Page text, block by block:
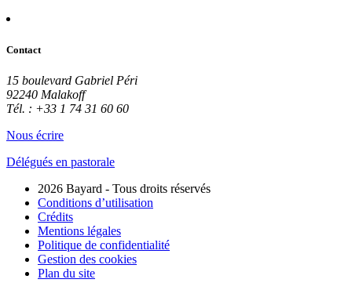
Contact
15 boulevard Gabriel Péri
92240 Malakoff
Tél. : +33 1 74 31 60 60
Nous écrire
Délégués en pastorale
2026 Bayard - Tous droits réservés
Conditions d’utilisation
Crédits
Mentions légales
Politique de confidentialité
Gestion des cookies
Plan du site